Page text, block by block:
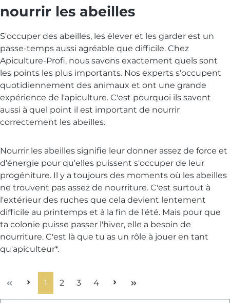
nourrir les abeilles
S'occuper des abeilles, les élever et les garder est un
passe-temps aussi agréable que difficile. Chez
Apiculture-Profi, nous savons exactement quels sont
les points les plus importants. Nos experts s'occupent
quotidiennement des animaux et ont une grande
expérience de l'apiculture. C'est pourquoi ils savent
aussi à quel point il est important de nourrir
correctement les abeilles.
Nourrir les abeilles signifie leur donner assez de force et
d'énergie pour qu'elles puissent s'occuper de leur
progéniture. Il y a toujours des moments où les abeilles
ne trouvent pas assez de nourriture. C'est surtout à
l'extérieur des ruches que cela devient lentement
difficile au printemps et à la fin de l'été. Mais pour que
ta colonie puisse passer l'hiver, elle a besoin de
nourriture. C'est là que tu as un rôle à jouer en tant
qu'apiculteur*.
Page
1 Page
2 Page
3 Page
4